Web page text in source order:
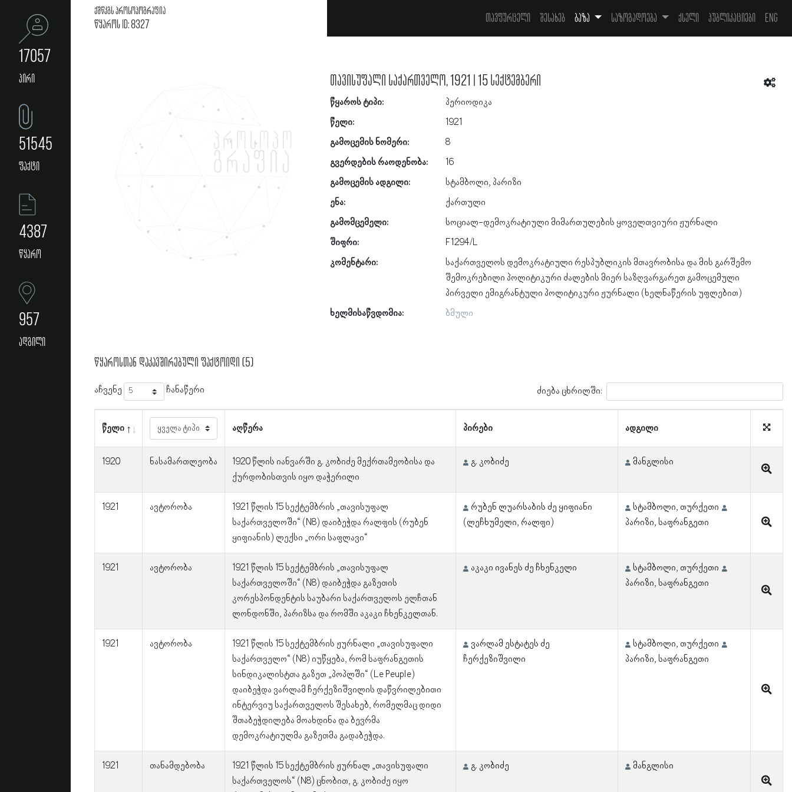
17057
პირი
51545
ფაქტი
4387
წყარო
957
ადგილი
ქშწკგს პროსოპოგრაფია
წყაროს ID: 8327 თავფურცელი შესახებ ბაზა საზოგადოება ქსელი პუბლიკაციები Eng
თავისუფალი საქართველო, 1921 | 15 სექტემბერი
წყაროს ტიპი:
პერიოდიკა
წელი:
1921
გამოცემის ნომერი:
8
გვერდების რაოდენობა:
16
გამოცემის ადგილი:
სტამბოლი, პარიზი
ენა:
ქართული
გამომცემელი:
სოციალ-დემოკრატიული მიმართულების ყოველთვიური ჟურნალი
შიფრი:
F1294/L
კომენტარი:
საქართველოს დემოკრატიული რესპუბლიკის მთავრობისა და მის გარშემო
შემოკრებილი პოლიტიკური ძალების მიერ საზღვარგარეთ გამოცემული
პირველი ემიგრანტული პოლიტიკური ჟურნალი (ხელნაწერის უფლებით)
ხელმისაწვდომია:
ბმული
წყაროსთან დაკავშირებული ფაქტოიდი (5)
აჩვენე ჩანაწერი ძიება ცხრილში:
წელი აღწერა პირები ადგილი
1920 ნასამართლეობა
1920 წლის იანვარში გ. კობიძე მექრთამეობისა და
ქურდობისთვის იყო დაჭერილი
გ. კობიძე მანგლისი
1921 ავტორობა
1921 წლის 15 სექტემბრის „თავისუფალ
საქართველოში“ (N8) დაიბეჭდა რალფის (რუბენ
ყიფიანის) ლექსი „ორი საფლავი“
რუბენ ლუარსაბის ძე ყიფიანი
(ლეჩხუმელი, რალფი)
სტამბოლი, თურქეთი
პარიზი, საფრანგეთი
1921 ავტორობა
1921 წლის 15 სექტემბრის „თავისუფალ
საქართველოში“ (N8) დაიბეჭდა გაზეთის
კორესპონდენტის საუბარი საქართველოს ელჩთან
ლონდონში, პარიზსა და რომში აკაკი ჩხენკელთან.
აკაკი ივანეს ძე ჩხენკელი
სტამბოლი, თურქეთი
პარიზი, საფრანგეთი
1921 ავტორობა
1921 წლის 15 სექტემბრის ჟურნალი „თავისუფალი
საქართველო“ (N8) იუწყება, რომ საფრანგეთის
სინდიკალისტთა გაზეთ „პოპლში“ (Le Peuple)
დაიბეჭდა ვარლამ ჩერქეზიშვილის დაწვრილებითი
ინტერვიუ საქართველოს შესახებ, რომელმაც დიდი
შთაბეჭდილება მოახდინა და ბევრმა
დემოკრატიულმა გაზეთმა გადაბეჭდა.
ვარლამ ესტატეს ძე
ჩერქეზიშვილი
სტამბოლი, თურქეთი
პარიზი, საფრანგეთი
1921 თანამდებობა
1921 წლის 15 სექტემბრის ჟურნალ „თავისუფალი
საქართველოს“ (N8) ცნობით, გ. კობიძე იყო
გ. კობიძე მანგლისი